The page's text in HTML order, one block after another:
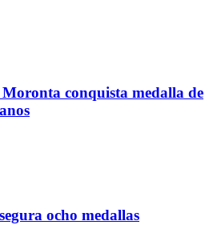
conquista medalla de
ocho medallas